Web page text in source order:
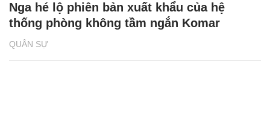
QUÂN SỰ
Nga hé lộ phiên bản xuất khẩu của hệ
thống phòng không tầm ngắn Komar